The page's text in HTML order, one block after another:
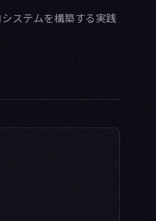
ステムを構築する実践